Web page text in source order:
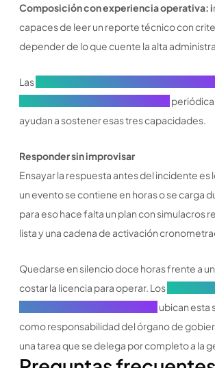
Composición con experiencia operativa: i
capaces de leer un reporte técnico con
depender de lo que cuente la alta
Las
ayudan a sostener esas tres capacidades.
Responder sin improvisar
Ensayar la respuesta antes del incidente es
un evento se contiene en horas o se carga
para eso hace falta un plan con simulacros
lista y una cadena de activación
Quedarse en silencio doce horas frente a
costar la licencia para operar. Los
ubican esta
como responsabilidad del órgano de
una tarea que se delega por completo a la